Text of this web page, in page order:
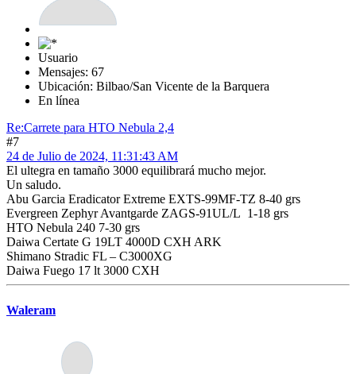
Usuario
Mensajes: 67
Ubicación: Bilbao/San Vicente de la Barquera
En línea
Re:Carrete para HTO Nebula 2,4
#7
24 de Julio de 2024, 11:31:43 AM
El ultegra en tamaño 3000 equilibrará mucho mejor.
Un saludo.
Abu Garcia Eradicator Extreme EXTS-99MF-TZ 8-40 grs
Evergreen Zephyr Avantgarde ZAGS-91UL/L 1-18 grs
HTO Nebula 240 7-30 grs
Daiwa Certate G 19LT 4000D CXH ARK
Shimano Stradic FL – C3000XG
Daiwa Fuego 17 lt 3000 CXH
Waleram